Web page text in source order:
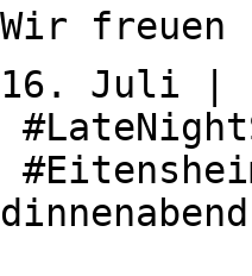
freuen
16. Juli |